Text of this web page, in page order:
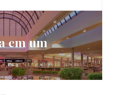
em um